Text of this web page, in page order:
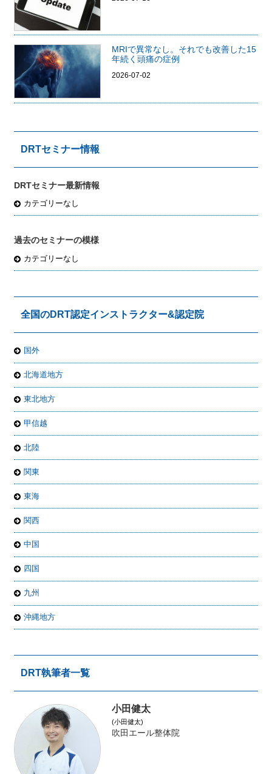
MRIで異常なし。それでも改善した15
年続く頭痛の症例
2026-07-02
DRTセミナー情報
DRTセミナー最新情報
カテゴリーなし
過去のセミナーの模様
カテゴリーなし
全国のDRT認定インストラクター&認定院
国外
北海道地方
東北地方
甲信越
北陸
関東
東海
関西
中国
四国
九州
沖縄地方
DRT執筆者一覧
小田健太
(小田健太)
吹田エール整体院